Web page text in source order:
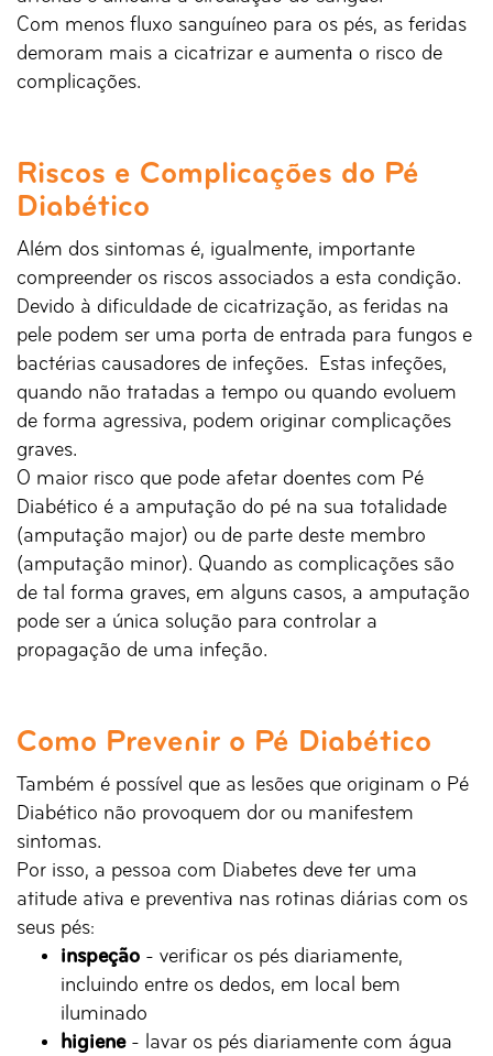
Com menos fluxo sanguíneo para os pés, as feridas
demoram mais a cicatrizar e aumenta o risco de
complicações.
Riscos e Complicações do Pé
Diabético
Além dos sintomas é, igualmente, importante
compreender os riscos associados a esta condição.
Devido à dificuldade de cicatrização, as feridas na
pele podem ser uma porta de entrada para fungos e
bactérias causadores de infeções. Estas infeções,
quando não tratadas a tempo ou quando evoluem
de forma agressiva, podem originar complicações
graves.
O maior risco que pode afetar doentes com Pé
Diabético é a amputação do pé na sua totalidade
(amputação major) ou de parte deste membro
(amputação minor). Quando as complicações são
de tal forma graves, em alguns casos, a amputação
pode ser a única solução para controlar a
propagação de uma infeção.
Como Prevenir o Pé Diabético
Também é possível que as lesões que originam o Pé
Diabético não provoquem dor ou manifestem
sintomas.
Por isso, a pessoa com Diabetes deve ter uma
atitude ativa e preventiva nas rotinas diárias com os
seus pés:
inspeção - verificar os pés diariamente,
incluindo entre os dedos, em local bem
iluminado
higiene- lavar os pés diariamente com água